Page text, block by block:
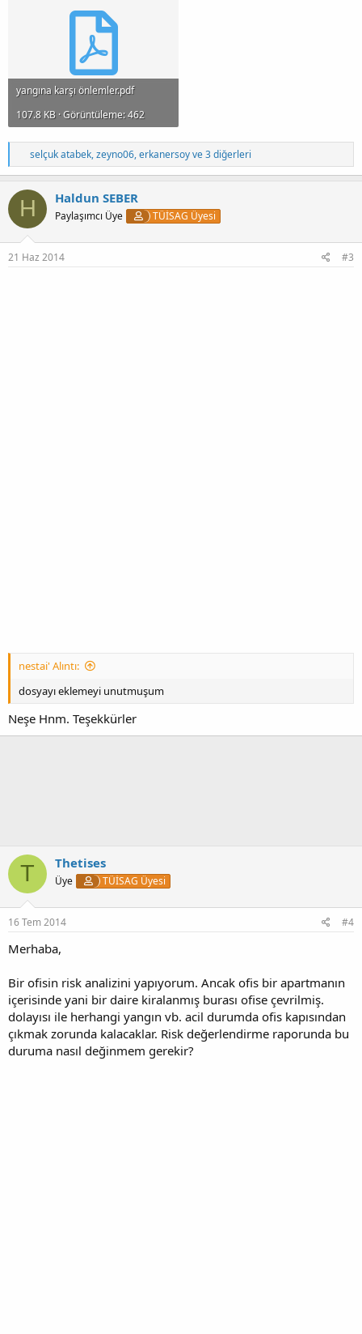
yangına karşı önlemler.pdf
107.8 KB · Görüntüleme: 462
T
e
p
k
i
e
r
:
selçuk atabek,zeyno06,erkanersoyve 3 diğerleri
H Haldun SEBER
Paylaşımcı Üye TÜİSAG Üyesi
21 Haz 2014 #3
nestai' Alıntı:
dosyayı eklemeyi unutmuşum
Neşe Hnm. Teşekkürler
T Thetises
Üye TÜİSAG Üyesi
16 Tem 2014 #4
Merhaba,
Bir ofisin risk analizini yapıyorum. Ancak ofis bir apartmanın
içerisinde yani bir daire kiralanmış burası ofise çevrilmiş.
dolayısı ile herhangi yangın vb. acil durumda ofis kapısından
çıkmak zorunda kalacaklar. Risk değerlendirme raporunda bu
duruma nasıl değinmem gerekir?